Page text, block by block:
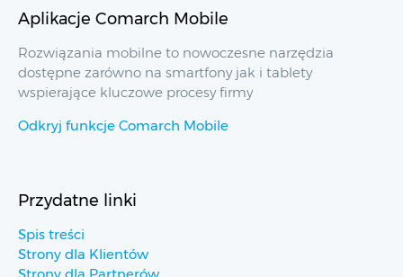
Aplikacje Comarch Mobile
Rozwiązania mobilne to nowoczesne narzędzia
dostępne zarówno na smartfony jak i tablety
wspierające kluczowe procesy firmy
Odkryj funkcje Comarch Mobile
Przydatne linki
Spis treści
Strony dla Klientów